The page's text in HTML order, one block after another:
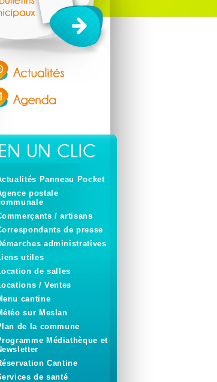
Panneau Pocket
postale
/ artisans
de presse
administratives
utiles
de salles
/ Ventes
cantine
sur Meslan
de la commune
Médiathèque et
Cantine
de santé